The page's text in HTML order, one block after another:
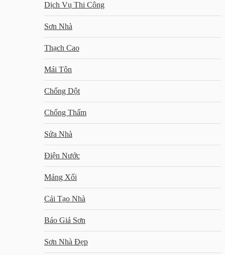
Dịch Vụ Thi Công
Sơn Nhà
Thạch Cao
Mái Tôn
Chống Dột
Chống Thấm
Sửa Nhà
Điện Nước
Máng Xối
Cải Tạo Nhà
Báo Giá Sơn
Sơn Nhà Đẹp